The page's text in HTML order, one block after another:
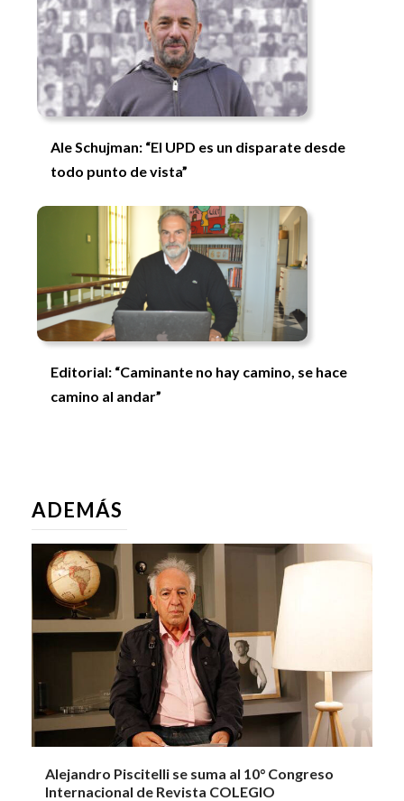
Ale Schujman: “El UPD es un disparate desde
todo punto de vista”
Editorial: “Caminante no hay camino, se hace
camino al andar”
ADEMÁS
Alejandro Piscitelli se suma al 10° Congreso
Internacional de Revista COLEGIO